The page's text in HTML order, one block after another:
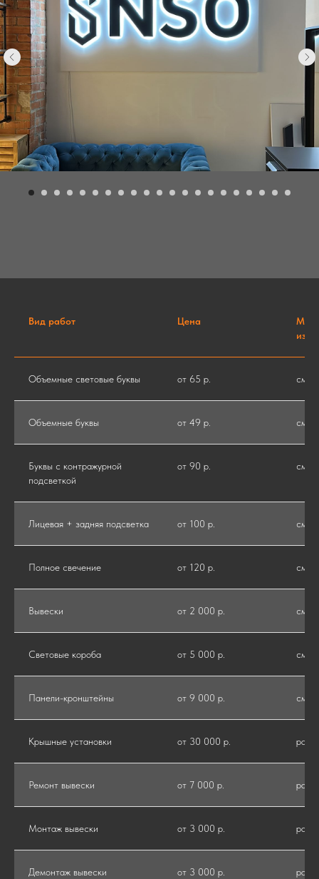
Вид работ Цена
Объемные световые буквы от 65 р. см
Объемные буквы от 49 р. см
Буквы с контражурной
подсветкой
от 90 р. см
Лицевая + задняя подсветка от 100 р. см
Полное свечение от 120 р. см
Вывески от 2 000 р. см
Световые короба от 5 000 р. см
Панели-кронштейны от 9 000 р. см
Крышные установки от 30 000 р.
Ремонт вывески от 7 000 р.
Монтаж вывески от 3 000 р.
Демонтаж вывески от 3 000 р.